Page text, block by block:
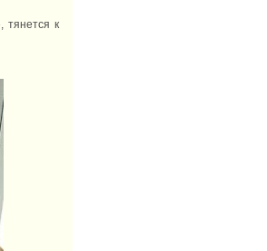
тянется к